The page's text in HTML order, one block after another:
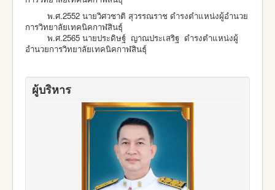
พ.ศ.2552 นายวิศวชาติ สุวรรณราช ดำรงตำแหน่งผู้อำนวย
การวิทยาลัยเทคนิคกาฬสินธุ์
พ.ศ.2565 นายประดิษฐ์ ญาณประเสริฐ ดำรงตำแหน่งผู้
อำนวยการวิทยาลัยเทคนิคกาฬสินธุ์
ผู้บริหาร